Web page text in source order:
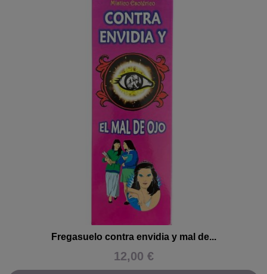
Fregasuelo contra envidia y mal de...
12,00 €